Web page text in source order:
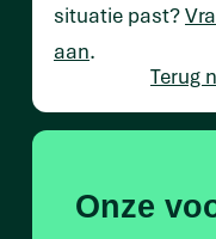
situatie past?
aan.
Terug
Onze